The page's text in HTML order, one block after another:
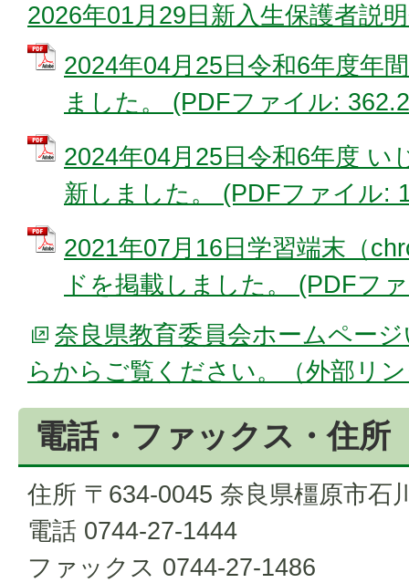
2026年01月29日新入生保護者説
2024年04月25日令和6年度年
ました。 (PDFファイル:
2024年04月25日令和6年度 い
新しました。 (PDFファイル:
2021年07月16日学習端末（
ドを掲載しました。 (PDFフ
奈良県教育委員会ホームペー
らからご覧ください。（外部リ
電話・ファックス・住所
住所 〒634-0045 奈良県橿原市石
電話 0744-27-1444
ファックス 0744-27-1486